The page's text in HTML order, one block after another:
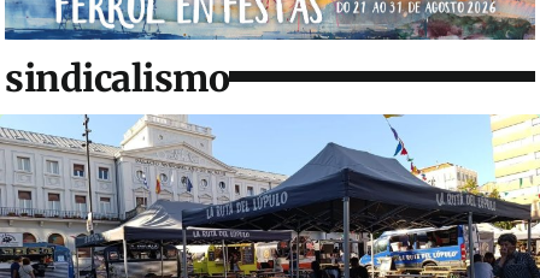
sindicalismo